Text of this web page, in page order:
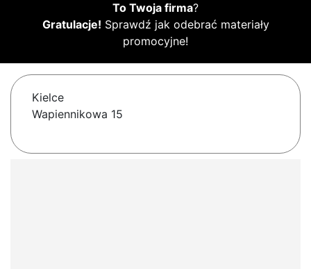
To Twoja firma?
Gratulacje! Sprawdź jak odebrać materiały
promocyjne!
Kielce
Wapiennikowa 15